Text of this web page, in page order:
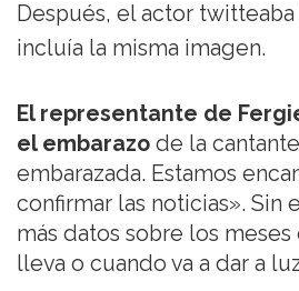
Después, el actor
incluía la misma imagen.
El representante de
el embarazo de la
embarazada. Estamos
confirmar las noticias». Sin
más datos sobre los
lleva o cuando va a dar a